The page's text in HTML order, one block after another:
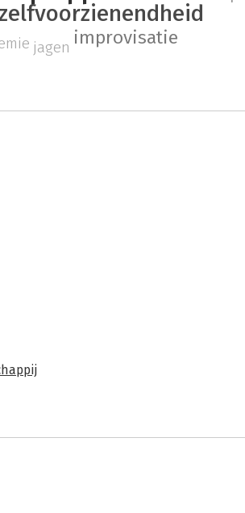
improvisatie
jagen